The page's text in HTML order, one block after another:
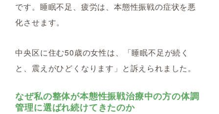
です。睡眠不足、疲労は、本態性振戦の症状を悪
化させます。
中央区に住む50歳の女性は、「睡眠不足が続く
と、震えがひどくなります」と訴えられました。
なぜ私の整体が本態性振戦治療中の方の体調
管理に選ばれ続けてきたのか